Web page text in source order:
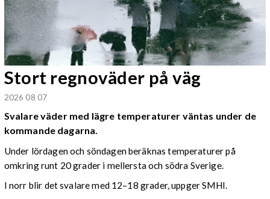
Stort regnoväder på väg
2026 08 07
Svalare väder med lägre temperaturer väntas under de
kommande dagarna.
Under lördagen och söndagen beräknas temperaturer på
omkring runt 20 grader i mellersta och södra Sverige.
I norr blir det svalare med 12–18 grader, uppger SMHI.